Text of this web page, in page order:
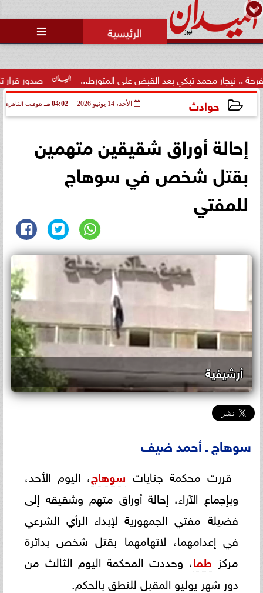

صدور قرار تكليف محمد تبكي بعد القبض على المتورط...
حوادث الأحد، 14 يونيو 2026 04:02 مـ بتوقيت القاهرة
إحالة أوراق شقيقين متهمين
بقتل شخص في سوهاج
للمفتي
أرشيفية
سوهاج ـ أحمد ضيف
قررت محكمة جنايات سوهاج، اليوم الأحد،
وبإجماع الآراء، إحالة أوراق متهم وشقيقه إلى
فضيلة مفتي الجمهورية لإبداء الرأي الشرعي
في إعدامهما، لاتهامهما بقتل شخص بدائرة
مركز طما، وحددت المحكمة اليوم الثالث من
دور شهر يوليو المقبل للنطق بالحكم.